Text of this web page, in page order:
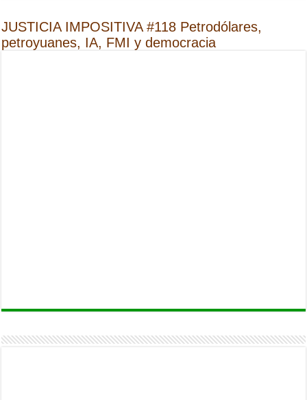
JUSTICIA IMPOSITIVA #118 Petrodólares,
petroyuanes, IA, FMI y democracia